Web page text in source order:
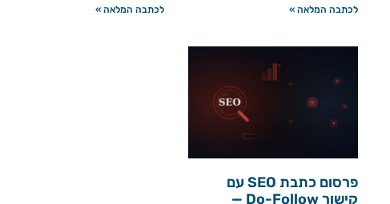
לכתבה המלאה » לכתבה המלאה »
פרסום כתבת SEO עם
קישור Do-Follow —